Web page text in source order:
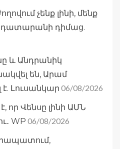
չենք լինի, մենք
դատարանի դիմաց.
և Անդրանիկ
են, Արամ
Լուսանկար 06/08/2026
որ Վենսը լինի ԱՄՆ
WP 06/08/2026